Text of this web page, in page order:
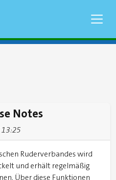
Notes
Ruderverbandes wird
und erhält regelmäßig
Über diese Funktionen